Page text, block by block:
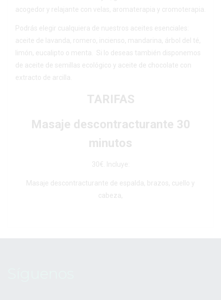
acogedor y relajante con velas, aromaterapia y cromoterapia.
Podrás elegir cualquiera de nuestros aceites esenciales:
aceite de lavanda, romero, incienso, mandarina, árbol del té,
limón, eucalipto o menta. Si lo deseas también disponemos
de aceite de semillas ecológico y aceite de chocolate con
extracto de arcilla.
TARIFAS
Masaje descontracturante 30
minutos
30€. Incluye:
Masaje descontracturante de espalda, brazos, cuello y
cabeza,